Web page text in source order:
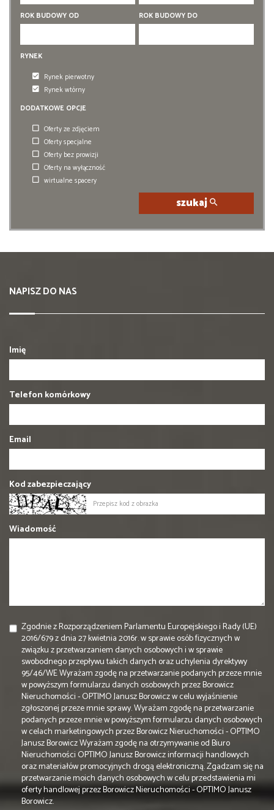
5 pokoi
6 pokoi
5 pokoi
6 pokoi
ROK BUDOWY OD ROK BUDOWY DO
RYNEK
Rynek pierwotny
Rynek wtórny
DODATKOWE OPCJE
Oferty ze zdjęciem
Oferty specjalne
Oferty bez prowizji
Oferty na wyłączność
wirtualne spacery
szukaj
NAPISZ DO NAS
Imię
Telefon komórkowy
Email
Kod zabezpieczający
Wiadomość
Zgodnie z Rozporządzeniem Parlamentu Europejskiego i Rady (UE)
2016/679 z dnia 27 kwietnia 2016r. w sprawie osób fizycznych w
związku z przetwarzaniem danych osobowych i w sprawie
swobodnego przepływu takich danych oraz uchylenia dyrektywy
95/46/WE Wyrażam zgodę na przetwarzanie podanych przeze mnie
w powyższym formularzu danych osobowych przez Borowicz
Nieruchomości - OPTIMO Janusz Borowicz w celu wyjaśnienie
zgłoszonej przeze mnie sprawy. Wyrażam zgodę na przetwarzanie
podanych przeze mnie w powyższym formularzu danych osobowych
w celach marketingowych przez Borowicz Nieruchomości - OPTIMO
Janusz Borowicz Wyrażam zgodę na otrzymywanie od Biuro
Nieruchomości OPTIMO Janusz Borowicz informacji handlowych
oraz materiałów promocyjnych drogą elektroniczną. Zgadzam się na
przetwarzanie moich danych osobowych w celu przedstawienia mi
oferty handlowej przez Borowicz Nieruchomości - OPTIMO Janusz
Borowicz.